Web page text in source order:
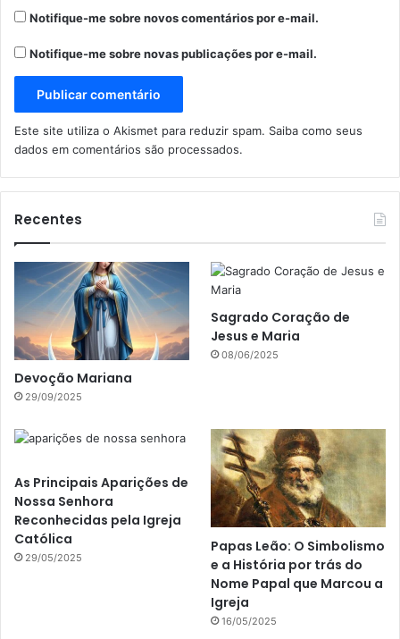
Notifique-me sobre novos comentários por e-mail.
Notifique-me sobre novas publicações por e-mail.
Este site utiliza o Akismet para reduzir spam. Saiba como seus
dados em comentários são processados.
Recentes
Devoção Mariana
29/09/2025
Sagrado Coração de
Jesus e Maria
08/06/2025
As Principais Aparições de
Nossa Senhora
Reconhecidas pela Igreja
Católica
29/05/2025
Papas Leão: O Simbolismo
e a História por trás do
Nome Papal que Marcou a
Igreja
16/05/2025